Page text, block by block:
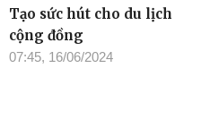
Nét vẽ trong bức tranh du
lịch Đắk Lắk
09:01, 23/06/2024